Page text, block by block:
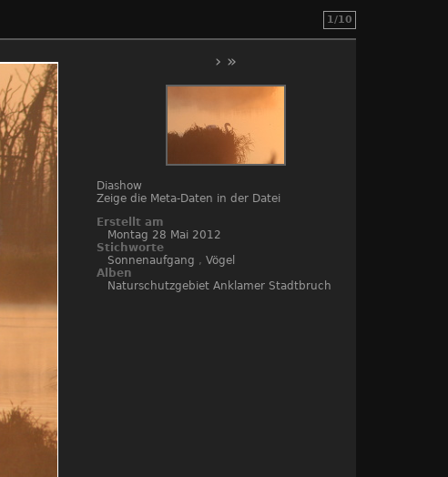
1/10
› »
Diashow
Zeige die Meta-Daten in der Datei
Erstellt am
Montag 28 Mai 2012
Stichworte
Sonnenaufgang , Vögel
Alben
Naturschutzgebiet Anklamer Stadtbruch